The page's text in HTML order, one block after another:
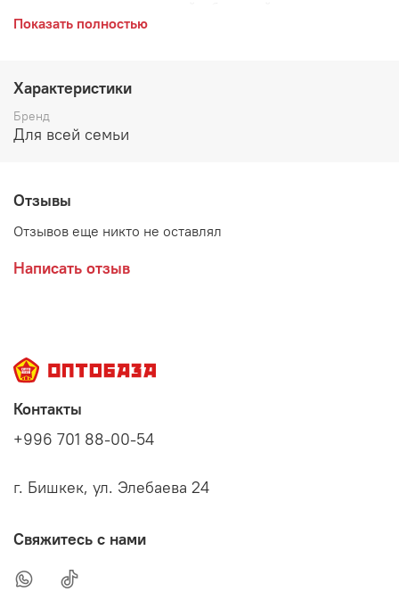
сбалансированная очищающая система мыла
Показать полностью
Характеристики
Бренд
Для всей семьи
Отзывы
Отзывов еще никто не оставлял
Написать отзыв
Контакты
+996 701 88-00-54
г. Бишкек, ул. Элебаева 24
Свяжитесь с нами